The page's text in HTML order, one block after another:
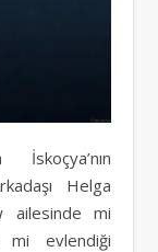
Helga
ailesinde mi
evlendiği